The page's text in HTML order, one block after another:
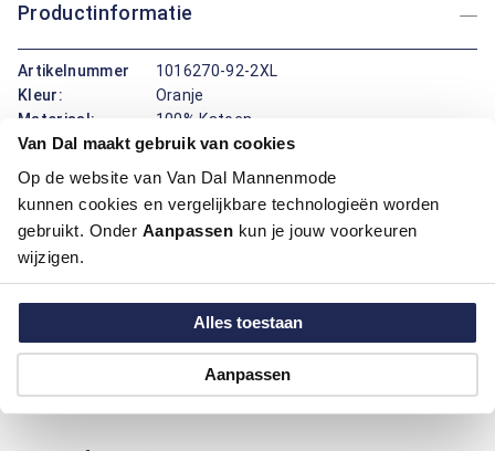
Van Dal maakt gebruik van cookies
Op de website van Van Dal Mannenmode
kunnen cookies en vergelijkbare technologieën worden
gebruikt. Onder Aanpassen kun je jouw voorkeuren
wijzigen.
Alles toestaan
Aanpassen
Productinformatie
Artikelnummer
1016270-92-2XL
Kleur:
Oranje
Materiaal:
100% Katoen
Pasvorm:
Casual Fit
Motief:
Natuur elementen motief
Dit overhemd van Casa Moda combineert een klassieke boord
met een modern fit pasvorm, wat zorgt voor een eigentijdse
draagcomfort, maar ook duurzaamheid en ademend
vermogen. Het natuurmotief geeft het overhemd een uniek
karakter, perfect voor verschillende gelegenheden. Of je nu
een wandeling maakt of geniet van een gezellige avond thuis:
dit kledingstuk biedt altijd stijl en comfort.